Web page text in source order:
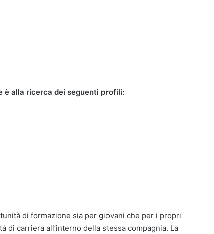
è alla ricerca dei seguenti profili:
di formazione sia per giovani che per i propri
carriera all’interno della stessa compagnia. La